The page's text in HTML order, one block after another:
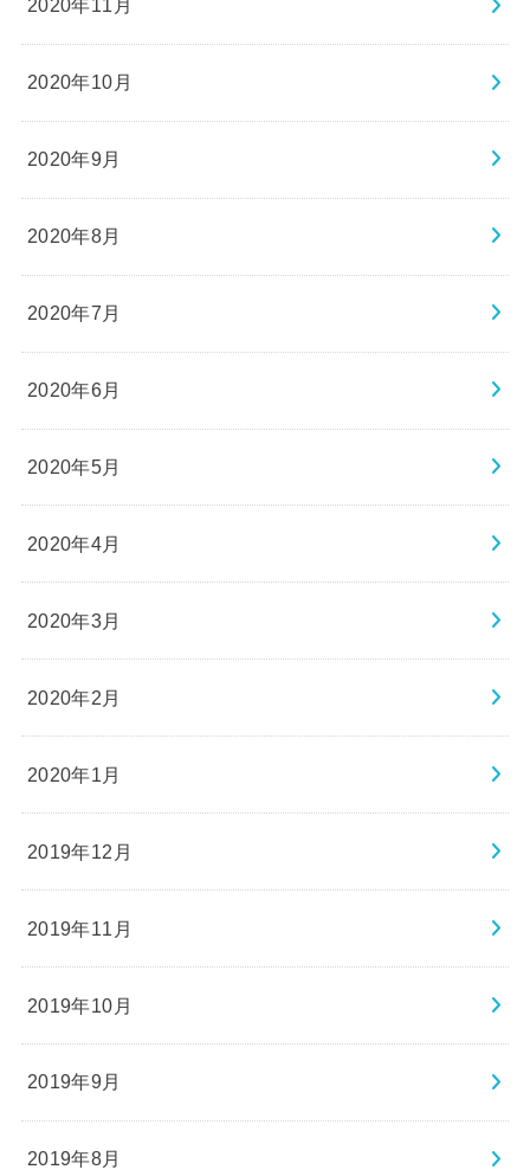
2020年11月
2020年10月
2020年9月
2020年8月
2020年7月
2020年6月
2020年5月
2020年4月
2020年3月
2020年2月
2020年1月
2019年12月
2019年11月
2019年10月
2019年9月
2019年8月